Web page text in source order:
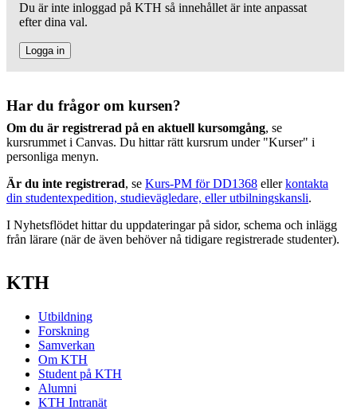
Du är inte inloggad på KTH så innehållet är inte anpassat
efter dina val.
Logga in
Har du frågor om kursen?
Om du är registrerad på en aktuell kursomgång, se
kursrummet i Canvas. Du hittar rätt kursrum under "Kurser" i
personliga menyn.
Är du inte registrerad, se Kurs-PM för DD1368 ellerkontakta
din studentexpedition, studievägledare, eller utbilningskansli.
I Nyhetsflödet hittar du uppdateringar på sidor, schema och inlägg
från lärare (när de även behöver nå tidigare registrerade studenter).
KTH
Utbildning
Forskning
Samverkan
Om KTH
Student på KTH
Alumni
KTH Intranät